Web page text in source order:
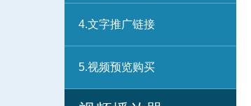
4.文字推广链接
5.视频预览购买